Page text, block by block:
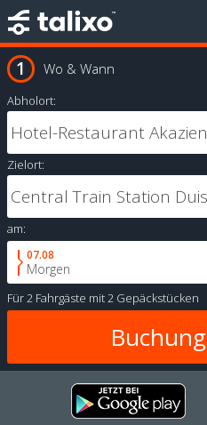
Wo & Wann
Abholort:
Zielort:
am:
07.08
Morgen
Für2 Fahrgäste mit2 Gepäckstücken